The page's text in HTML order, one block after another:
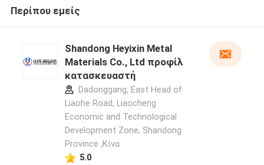
Περίπου εμείς
Shandong Heyixin Metal
Materials Co., Ltd προφίλ
κατασκευαστή
Dadonggang, East Head of
Liaohe Road, Liaocheng
Economic and Technological
Development Zone, Shandong
Province ,Κίνα
5.0